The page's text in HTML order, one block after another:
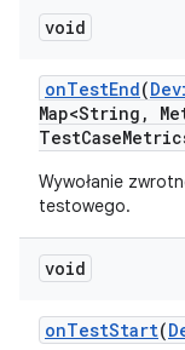
void
onTestEnd(
Map<String ,
TestCase
Wywołanie
testowego.
void
onTestStart(